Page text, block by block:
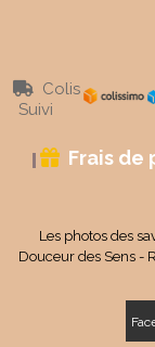

Colis
Suivi
 Frais de
Les photos des
Douceur des Sens -